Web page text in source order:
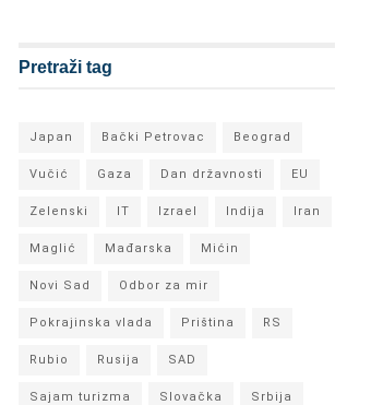
Pretraži tag
Japan Bački Petrovac Beograd
Vučić Gaza Dan državnosti EU
Zelenski IT Izrael Indija Iran
Maglić Mađarska Mićin
Novi Sad Odbor za mir
Pokrajinska vlada Priština RS
Rubio Rusija SAD
Sajam turizma Slovačka Srbija